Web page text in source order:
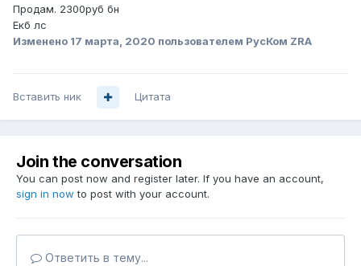
Продам. 2300руб бн
Екб лс
Изменено 17 марта, 2020 пользователем РусКом ZRA
Вставить ник Цитата
Join the conversation
You can post now and register later. If you have an account,
sign in now to post with your account.
Ответить в тему...